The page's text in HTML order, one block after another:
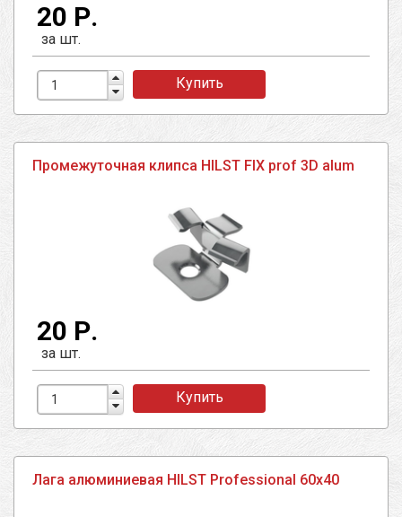
20 Р.
за шт.
Купить
Промежуточная клипса HILST FIX prof 3D alum
20 Р.
за шт.
Купить
Лага алюминиевая HILST Professional 60х40